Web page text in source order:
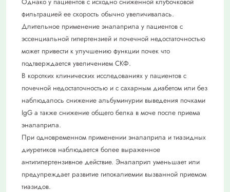
фильтрацией ее скорость обычно увеличивалась.
Длительное применение эналаприла у пациентов с
эссенциальной гипертензией и почечной недостаточностью
может привести к улучшению функции почек что
подтверждается увеличением СКФ.
В коротких клинических исследованиях у пациентов с
почечной недостаточностью и с сахарным диабетом или без
наблюдалось снижение альбуминурии выведения почками
IgG а также снижение общего белка в моче после приема
эналаприла.
При одновременном применении эналаприла и тиазидных
диуретиков наблюдается более выраженное
антигипертензивное действие. Эналаприл уменьшает или
предупреждает развитие гипокалиемии вызванной приемом
тиазидов.